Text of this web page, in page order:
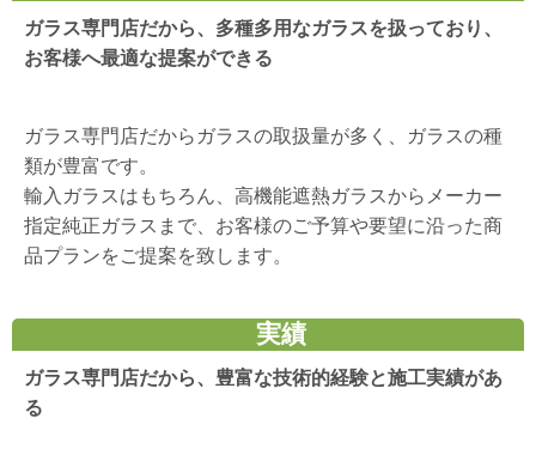
ガラス専門店だから、多種多用なガラスを扱っており、
お客様へ最適な提案ができる
ガラス専門店だからガラスの取扱量が多く、ガラスの種
類が豊富です。
輸入ガラスはもちろん、高機能遮熱ガラスからメーカー
指定純正ガラスまで、お客様のご予算や要望に沿った商
品プランをご提案を致します。
実績
ガラス専門店だから、豊富な技術的経験と施工実績があ
る